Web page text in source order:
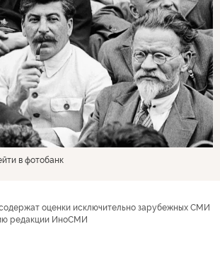
в фотобанк
оценки исключительно зарубежных СМИ
редакции ИноСМИ